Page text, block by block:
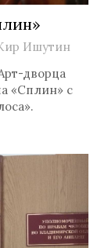
Ишутин
дворца
«Сплин» с